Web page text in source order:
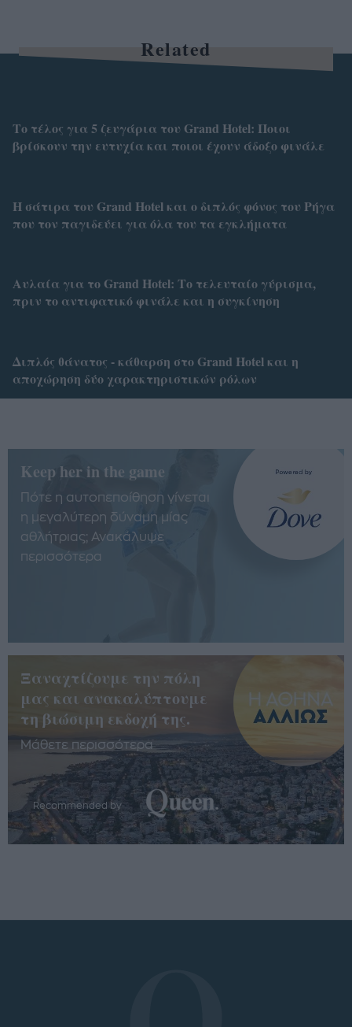
Related
Το τέλος για 5 ζευγάρια του Grand Hotel: Ποιοι
βρίσκουν την ευτυχία και ποιοι έχουν άδοξο φινάλε
Η σάτιρα του Grand Hotel και ο διπλός φόνος του Ρήγα
που τον παγιδεύει για όλα του τα εγκλήματα
Αυλαία για το Grand Hotel: Το τελευταίο γύρισμα,
πριν το αντιφατικό φινάλε και η συγκίνηση
Διπλός θάνατος - κάθαρση στο Grand Hotel και η
αποχώρηση δύο χαρακτηριστικών ρόλων
Keep her in the game
Πότε η αυτοπεποίθηση γίνεται
η μεγαλύτερη δύναμη μίας
αθλήτριας; Ανακάλυψε
περισσότερα
Ξαναχτίζουμε την πόλη
μας και ανακαλύπτουμε
τη βιώσιμη εκδοχή της.
Μάθετε περισσότερα
Recommended by